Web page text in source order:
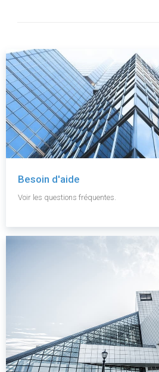
Besoin d'aide
Voir les questions fréquentes.